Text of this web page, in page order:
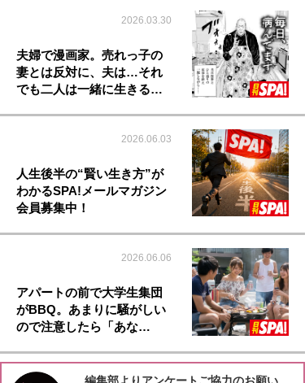
2026.03.30
夫婦で漫画家。売れっ子の
妻とは反対に、夫は…それ
でも二人は一緒に生きる…
2026.06.03
人生後半の“賢い生き方”が
わかるSPA!メールマガジン
会員募集中！
2026.06.06
アパートの前で大学生集団
がBBQ。あまりに騒がしい
ので注意したら「あな…